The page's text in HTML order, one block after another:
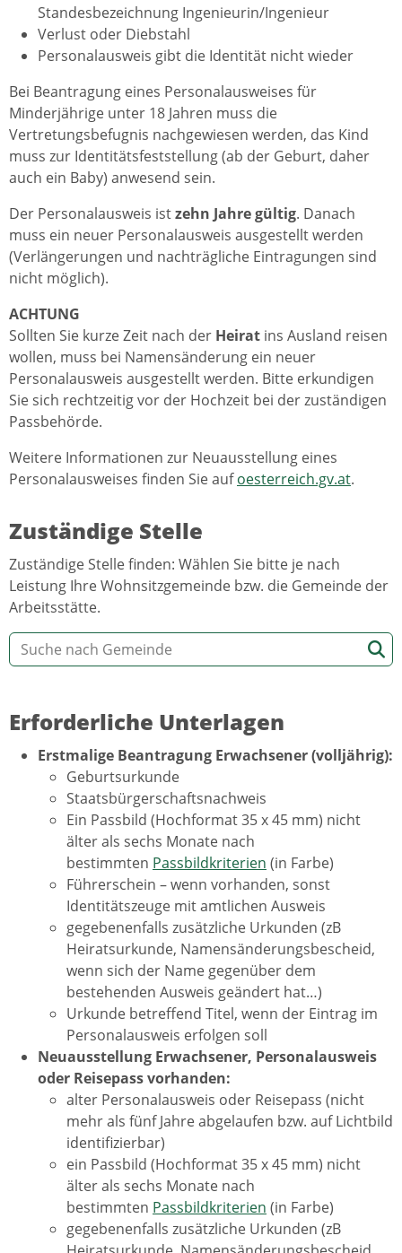
Standesbezeichnung Ingenieurin/Ingenieur
Verlust oder Diebstahl
Personalausweis gibt die Identität nicht wieder
Bei Beantragung eines Personalausweises für
Minderjährige unter 18 Jahren muss die
Vertretungsbefugnis nachgewiesen werden, das Kind
muss zur Identitätsfeststellung (ab der Geburt, daher
auch ein Baby) anwesend sein.
Der Personalausweis istzehn Jahre gültig. Danach
muss ein neuer Personalausweis ausgestellt werden
(Verlängerungen und nachträgliche Eintragungen sind
nicht möglich).
ACHTUNG
Sollten Sie kurze Zeit nach der Heirat ins Ausland reisen
wollen, muss bei Namensänderung ein neuer
Personalausweis ausgestellt werden. Bitte erkundigen
Sie sich rechtzeitig vor der Hochzeit bei der zuständigen
Passbehörde.
Weitere Informationen zur Neuausstellung eines
Personalausweises finden Sie aufoesterreich.gv.at.
Zuständige Stelle
Zuständige Stelle finden: Wählen Sie bitte je nach
Leistung Ihre Wohnsitzgemeinde bzw. die Gemeinde der
Arbeitsstätte.
Erforderliche Unterlagen
Erstmalige Beantragung Erwachsener (volljährig):
Geburtsurkunde
Staatsbürgerschaftsnachweis
Ein Passbild (Hochformat 35 x 45 mm) nicht
älter als sechs Monate nach
bestimmten Passbildkriterien (in Farbe)
Führerschein – wenn vorhanden, sonst
Identitätszeuge mit amtlichen Ausweis
gegebenenfalls zusätzliche Urkunden (zB
Heiratsurkunde, Namensänderungsbescheid,
wenn sich der Name gegenüber dem
bestehenden Ausweis geändert hat…)
Urkunde betreffend Titel, wenn der Eintrag im
Personalausweis erfolgen soll
Neuausstellung Erwachsener, Personalausweis
oder Reisepass vorhanden:
alter Personalausweis oder Reisepass (nicht
mehr als fünf Jahre abgelaufen bzw. auf Lichtbild
identifizierbar)
ein Passbild (Hochformat 35 x 45 mm) nicht
älter als sechs Monate nach
bestimmten Passbildkriterien (in Farbe)
gegebenenfalls zusätzliche Urkunden (zB